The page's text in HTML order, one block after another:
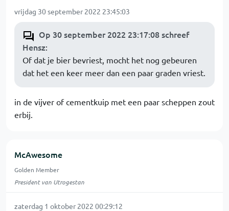
vrijdag 30 september 2022 23:45:03
Op 30 september 2022 23:17:08 schreef
Hensz:
Of dat je bier bevriest, mocht het nog gebeuren
dat het een keer meer dan een paar graden vriest.
in de vijver of cementkuip met een paar scheppen zout
erbij.
McAwesome
Golden Member
President van Utrogestan
zaterdag 1 oktober 2022 00:29:12